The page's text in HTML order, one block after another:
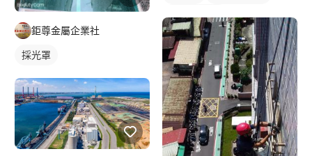
鉅尊金屬企業社
採光罩